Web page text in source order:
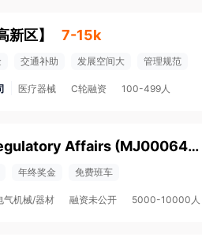
新区】 7-15k
交通补助 发展空间大 管理规范
医疗器械 C轮融资 100-499人
Principal Officer, Regulatory Affairs (MJ000640)
年终奖金 免费班车
气机械/器材 融资未公开 5000-10000人